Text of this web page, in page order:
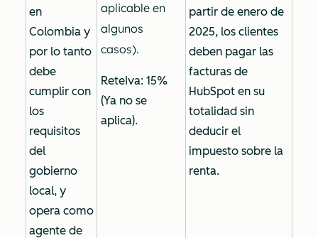
en
Colombia y
por lo tanto
debe
cumplir con
los
requisitos
del
gobierno
local, y
opera como
agente de
aplicable en
algunos
casos).
ReteIva: 15%
(Ya no se
aplica).
partir de enero de
2025, los clientes
deben pagar las
facturas de
HubSpot en su
totalidad sin
deducir el
impuesto sobre la
renta.